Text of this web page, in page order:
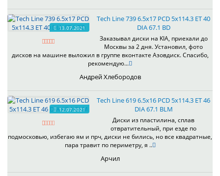
13.07.2021
Tech Line 739 6.5x17 PCD 5x114.3 ET 40
DIA 67.1 BD
Заказывал диски на KIA, приехали до
Москвы за 2 дня. Установил, фото
дисков на машине выложил в группе вконтакте Азовдиск. Спасибо,
рекомендую...
Андрей Хлебородов
12.07.2021
Tech Line 619 6.5x16 PCD 5x114.3 ET 46
DIA 67.1 BLM
Диски из пластилина, сплав
отвратительный, при езде по
подмосковью, избегаю ям и прч, диски не бились, но все квадратные,
пара травит по периметру, я ..
Арчил